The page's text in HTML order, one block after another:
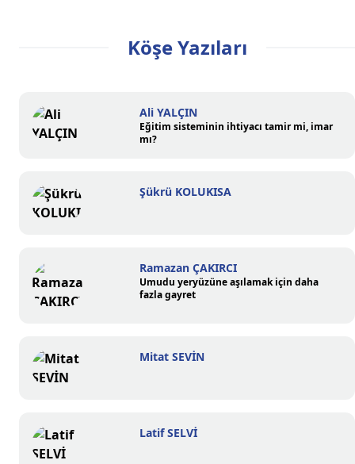
Köşe Yazıları
Ali YALÇIN
Eğitim sisteminin ihtiyacı tamir mi, imar
mı?
Şükrü KOLUKISA
Ramazan ÇAKIRCI
Umudu yeryüzüne aşılamak için daha
fazla gayret
Mitat SEVİN
Latif SELVİ